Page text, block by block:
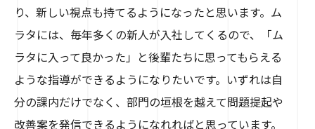
り、新しい視点も持てるようになったと思います。ム
ラタには、毎年多くの新人が入社してくるので、「ム
ラタに入って良かった」と後輩たちに思ってもらえる
ような指導ができるようになりたいです。いずれは自
分の課内だけでなく、部門の垣根を越えて問題提起や
改善案を発信できるようになれればと思っています。